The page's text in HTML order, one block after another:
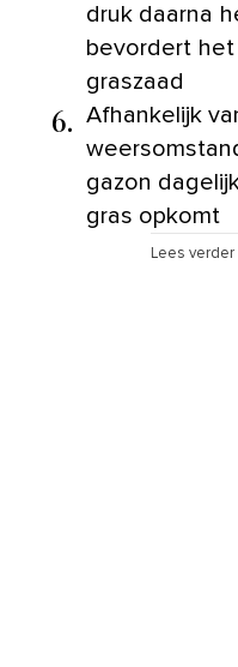
druk daarna
bevordert
graszaad
6. Afhankelijk
gazon
gras opkomt
Lees